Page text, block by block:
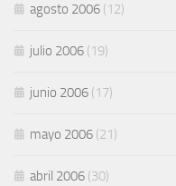
agosto 2006 (12)
julio 2006 (19)
junio 2006 (17)
mayo 2006 (21)
abril 2006 (30)